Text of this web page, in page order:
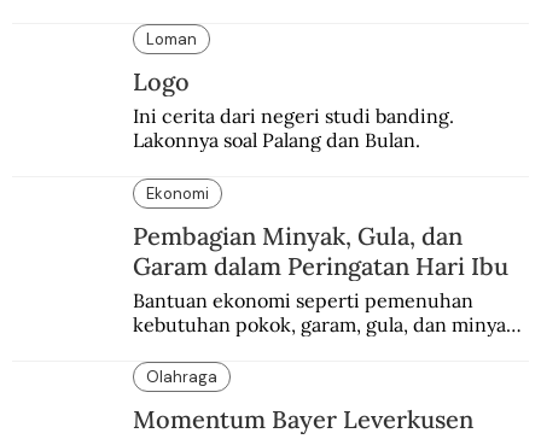
Loman
Logo
Ini cerita dari negeri studi banding.
Lakonnya soal Palang dan Bulan.
Ekonomi
Pembagian Minyak, Gula, dan
Garam dalam Peringatan Hari Ibu
Bantuan ekonomi seperti pemenuhan
kebutuhan pokok, garam, gula, dan minyak
peringatan Hari Ibu.
Olahraga
Momentum Bayer Leverkusen